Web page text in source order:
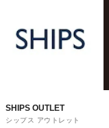
SHIPS OUTLET
シップス アウトレット